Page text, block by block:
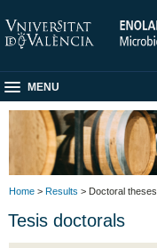
MENU
Home > Results > Doctoral theses
Tesis doctorals